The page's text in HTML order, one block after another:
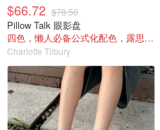
$66.72 $78.50
Pillow Talk 眼影盘
四色，懒人必备公式化配色，露思超爱！
Charlotte Tilbury